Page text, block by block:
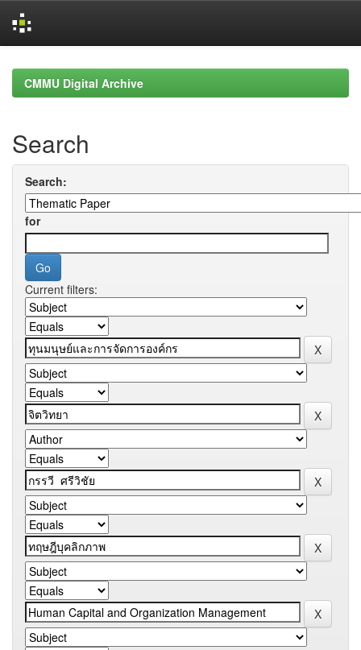
navigationCMMU Digital Archive
Search
Search:
for
Current filters: